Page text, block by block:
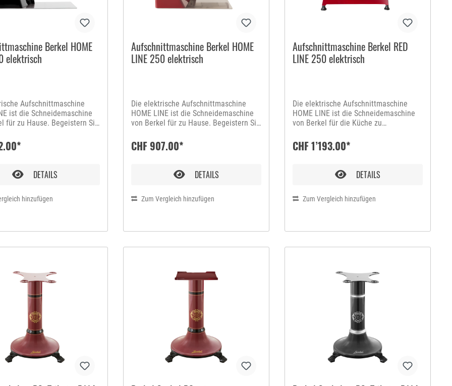
Berkel HOME
elektrisch
Aufschnittmaschine
ist die Schneidemaschine
für zu Hause. Begeistern Sie
Schinken,
Fisch- oder Obst-
schneiden. So sind dem
und raffinierten Anrichten
Diese
aus einer
garantieren die Materialien
Lebensdauer. Die Klinge
den perfekten Schnitt von
Scheiben. Jeder, der
besitzt, zeigt klar und
seine Liebe zum Detail.
Einfache Bedienung und
Bauweise gewährleisten
Die Maschine ist
Linien und ohne
Ecken gebaut, was eine
DETAILS
hinzufügen
Aufschnittmaschine Berkel HOME
LINE 250 elektrisch
Die elektrische Aufschnittmaschine
HOME LINE ist die Schneidemaschine
von Berkel für zu Hause. Begeistern Sie
aufgeschnittenem Schinken,
Wurstspezialitäten, Fisch- oder Obst-
hauchdünn schneiden. So sind dem
farbenfrohen und raffinierten Anrichten
Grenzen gesetzt. Diese
Aufschnittmaschine aus einer
aus verchromten Stahl garantieren die
Die Klinge ermöglicht den perfekten
Schnitt von gleichmässigen Scheiben.
Jeder, der eine Berkel besitzt, zeigt klar
und eindeutig seine Liebe zum Detail.
Vorzüge Die Einfache Bedienung und
die robuste Bauweise gewährleisten
höchste Sicherheit. Die Maschine ist
mit gebogenen Linien und ohne
unerreichbare Ecken gebaut, was eine
CHF 907.00*
DETAILS
Zum Vergleich hinzufügen
Aufschnittmaschine Berkel RED
LINE 250 elektrisch
Die elektrische Aufschnittmaschine
HOME LINE ist die Schneidemaschine
von Berkel für die Küche zu
hauchfein aufgeschnittenem Schinken,
Wurstspezialitäten, Fisch- oder Obst-
hauchdünn schneiden. So sind dem
farbenfrohen und raffinierten Anrichten
Grenzen gesetzt. Diese
Aufschnittmaschine aus einer
aus verchromten Stahl garantieren die
Materialien eine lange Lebensdauer.
Das glatte Hohlschliffmesser
ermöglicht den perfekten Schnitt von
gleichmässigen und dünnen Scheiben.
Jeder, der eine Berkel besitzt, zeigt klar
und eindeutig seine Liebe zum Detail.
Vorzüge Die Einfache Bedienung und
die robuste Bauweise gewährleisten
höchste Sicherheit. Die Maschine ist
CHF 1’193.00*
DETAILS
Zum Vergleich hinzufügen